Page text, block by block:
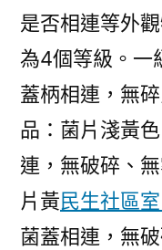
是否相連等外
為4個等級。一
蓋柄相連，無
品：菌片淺黃
連，無破碎、
片黃民生社區
菌蓋相連，無